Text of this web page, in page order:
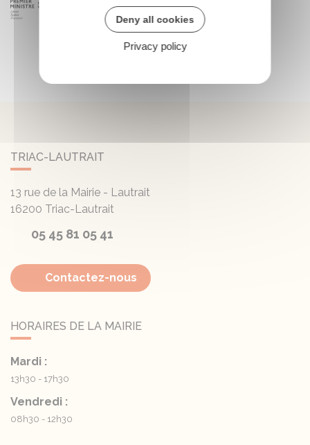
TRIAC-LAUTRAIT
13 rue de la Mairie - Lautrait
16200 Triac-Lautrait
05 45 81 05 41
Contactez-nous
HORAIRES DE LA MAIRIE
Mardi :
13h30 - 17h30
Vendredi :
08h30 - 12h30
Deny all cookies
Privacy policy